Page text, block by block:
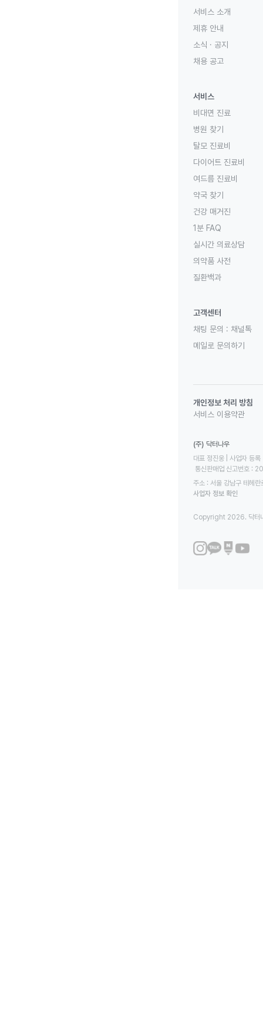
서비스 소개
제휴 안내
소식 · 공지
채용 공고
서비스
비대면 진료
병원 찾기
탈모 진료비
다이어트 진료비
여드름 진료비
약국 찾기
건강 매거진
1분 FAQ
실시간 의료상담
의약품 사전
질환백과
고객센터
채팅 문의 : 채널톡
메일로 문의하기
개인정보 처리 방침
서비스 이용약관
(주) 닥터나우
대표 정진웅 | 사업자
통신판매업 신고번호
주소 : 서울 강남구 테헤
사업자 정보 확인
Copyright 2026. 닥터